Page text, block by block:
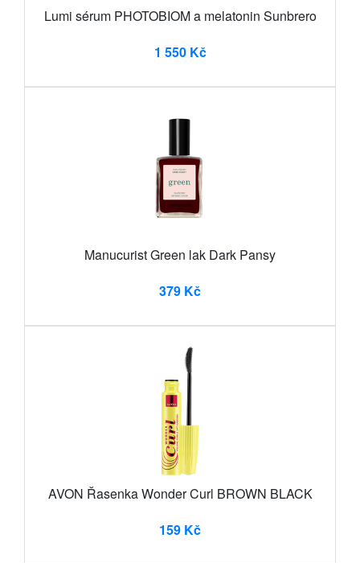
Lumi sérum PHOTOBIOM a melatonin Sunbrero
1 550 Kč
Manucurist Green lak Dark Pansy
379 Kč
AVON Řasenka Wonder Curl BROWN BLACK
159 Kč